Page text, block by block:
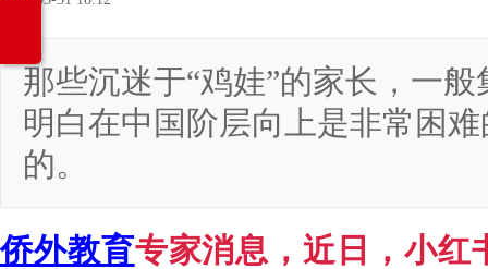
那些沉迷于“鸡娃”的家长，一
明白在中国阶层向上是非常困
的。
侨外教育专家消息，近日，小红